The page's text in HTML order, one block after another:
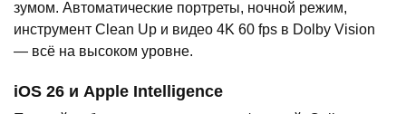
зумом. Автоматические портреты, ночной режим,
инструмент Clean Up и видео 4K 60 fps в Dolby Vision
— всё на высоком уровне.
iOS 26 и Apple Intelligence